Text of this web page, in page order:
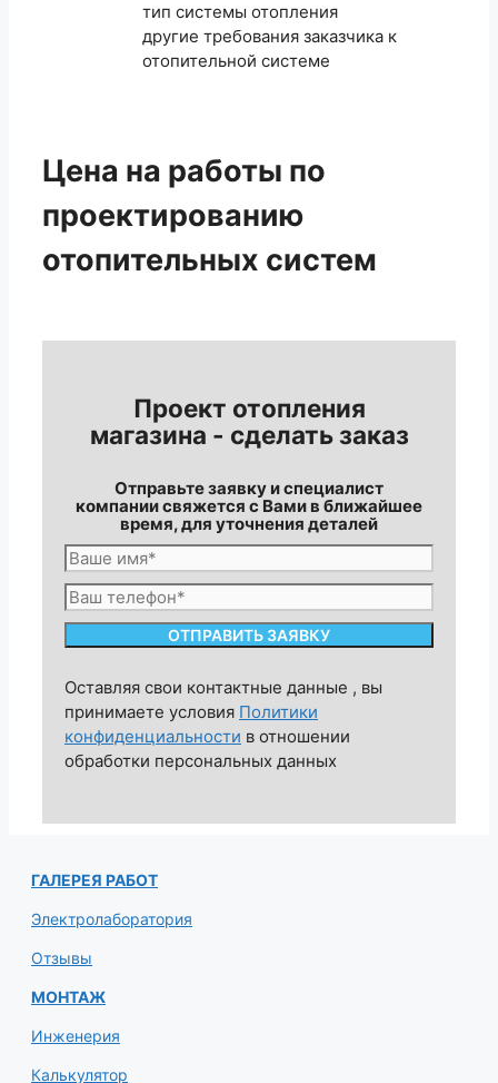
тип системы отопления
другие требования заказчика к
отопительной системе
Цена на работы по
проектированию
отопительных систем
Проект отопления
магазина - сделать заказ
Отправьте заявку и специалист
компании свяжется с Вами в ближайшее
время, для уточнения деталей
Оставляя свои контактные данные , вы
принимаете условия Политики
конфиденциальности в отношении
обработки персональных данных
ГАЛЕРЕЯ РАБОТ
Электролаборатория
Отзывы
МОНТАЖ
Инженерия
Калькулятор